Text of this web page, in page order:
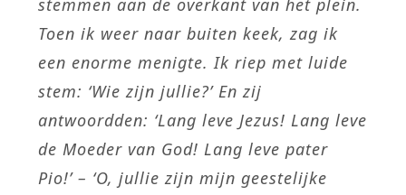
stemmen aan de overkant van het plein.
Toen ik weer naar buiten keek, zag ik
een enorme menigte. Ik riep met luide
stem: ‘Wie zijn jullie?’ En zij
antwoordden: ‘Lang leve Jezus! Lang leve
de Moeder van God! Lang leve pater
Pio!’ – ‘O, jullie zijn mijn geestelijke